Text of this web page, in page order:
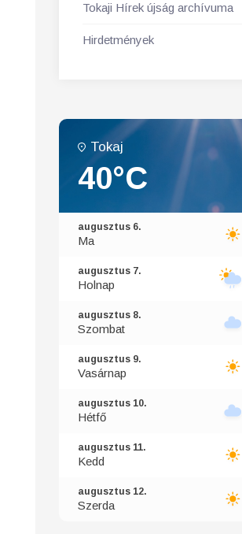
Tokaji Hírek újság archívuma
Hirdetmények
Tokaj
40°C
augusztus 6.
Ma
augusztus 7.
Holnap
augusztus 8.
Szombat
augusztus 9.
Vasárnap
augusztus 10.
Hétfő
augusztus 11.
Kedd
augusztus 12.
Szerda